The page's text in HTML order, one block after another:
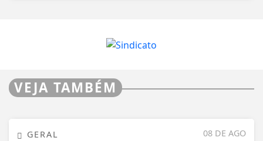
VEJA TAMBÉM
08 DE AGO
GERAL